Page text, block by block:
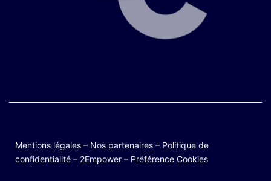
Mentions légales – Nos partenaires – Politique de
confidentialité – 2Empower – Préférence Cookies